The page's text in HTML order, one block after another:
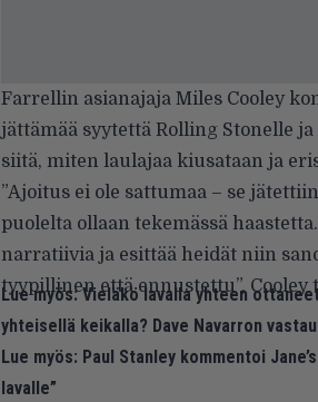
Farrellin asianajaja Miles Cooley
jättämää syytettä Rolling Stonelle ja
siitä, miten laulajaa kiusataan ja
”Ajoitus ei ole sattumaa – se
puolelta ollaan tekemässä
narratiivia ja esittää heidät niin
tyypillinen että ennustettu”, Cooley
Lue myös: Vieläkö lavalla yhteen
yhteisellä keikalla? Dave Navarron
Lue myös: Paul Stanley kommentoi
lavalle”